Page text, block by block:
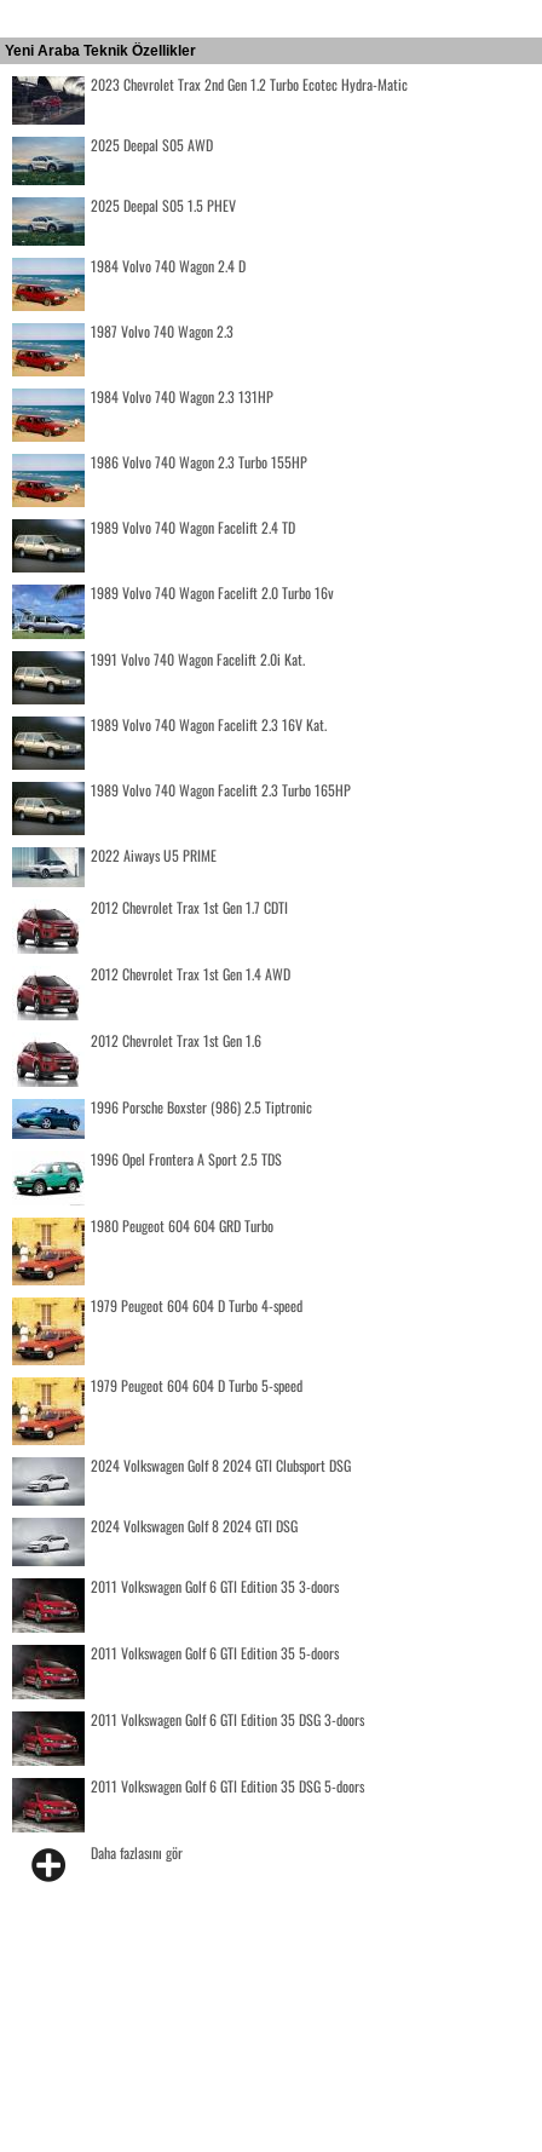
Yeni Araba Teknik Özellikler
2023 Chevrolet Trax 2nd Gen 1.2 Turbo Ecotec Hydra-Matic
2025 Deepal S05 AWD
2025 Deepal S05 1.5 PHEV
1984 Volvo 740 Wagon 2.4 D
1987 Volvo 740 Wagon 2.3
1984 Volvo 740 Wagon 2.3 131HP
1986 Volvo 740 Wagon 2.3 Turbo 155HP
1989 Volvo 740 Wagon Facelift 2.4 TD
1989 Volvo 740 Wagon Facelift 2.0 Turbo 16v
1991 Volvo 740 Wagon Facelift 2.0i Kat.
1989 Volvo 740 Wagon Facelift 2.3 16V Kat.
1989 Volvo 740 Wagon Facelift 2.3 Turbo 165HP
2022 Aiways U5 PRIME
2012 Chevrolet Trax 1st Gen 1.7 CDTI
2012 Chevrolet Trax 1st Gen 1.4 AWD
2012 Chevrolet Trax 1st Gen 1.6
1996 Porsche Boxster (986) 2.5 Tiptronic
1996 Opel Frontera A Sport 2.5 TDS
1980 Peugeot 604 604 GRD Turbo
1979 Peugeot 604 604 D Turbo 4-speed
1979 Peugeot 604 604 D Turbo 5-speed
2024 Volkswagen Golf 8 2024 GTI Clubsport DSG
2024 Volkswagen Golf 8 2024 GTI DSG
2011 Volkswagen Golf 6 GTI Edition 35 3-doors
2011 Volkswagen Golf 6 GTI Edition 35 5-doors
2011 Volkswagen Golf 6 GTI Edition 35 DSG 3-doors
2011 Volkswagen Golf 6 GTI Edition 35 DSG 5-doors
Daha fazlasını gör